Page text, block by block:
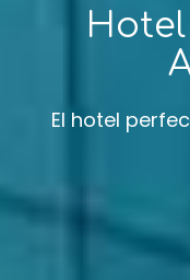
El hotel